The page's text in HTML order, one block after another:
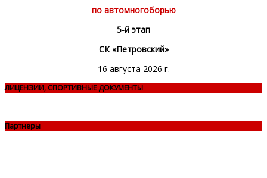
по автомногоборью
5-й этап
СК «Петровский»
16 августа 2026 г.
ЛИЦЕНЗИИ, СПОРТИВНЫЕ ДОКУМЕНТЫ
Партнеры